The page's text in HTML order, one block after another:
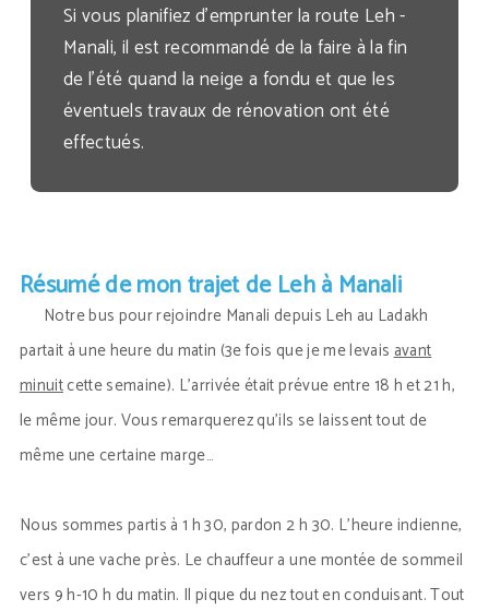
Si vous planifiez d’emprunter la route Leh -
Manali, il est recommandé de la faire à la fin
de l’été quand la neige a fondu et que les
éventuels travaux de rénovation ont été
effectués.
Résumé de mon trajet de Leh à Manali
Notre bus pour rejoindre Manali depuis Leh au Ladakh
partait à une heure du matin (3e fois que je me levaisavant
minuitcette semaine). L’arrivée était prévue entre 18 h et 21 h,
le même jour. Vous remarquerez qu’ils se laissent tout de
même une certaine marge…
Nous sommes partis à 1 h 30, pardon 2 h 30. L’heure indienne,
c’est à une vache près. Le chauffeur a une montée de sommeil
vers 9 h-10 h du matin. Il pique du nez tout en conduisant. Tout